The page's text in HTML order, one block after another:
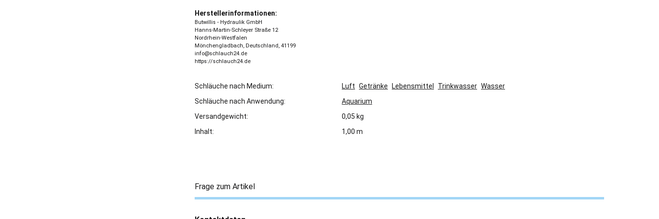
Herstellerinformationen:
Butwillis - Hydraulik GmbH
Hanns-Martin-Schleyer Straße 12
Nordrhein-Westfalen
Mönchengladbach, Deutschland, 41199
info@schlauch24.de
https://schlauch24.de
Schläuche nach Medium: Luft Getränke Lebensmittel Trinkwasser Wasser
Schläuche nach Anwendung:
Aquarium
Versandgewicht:
0,05 kg
Inhalt:
1,00 m
Frage zum Artikel